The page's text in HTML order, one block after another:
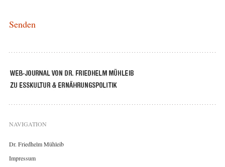
NAVIGATION
Dr. Friedhelm Mühleib
Impressum